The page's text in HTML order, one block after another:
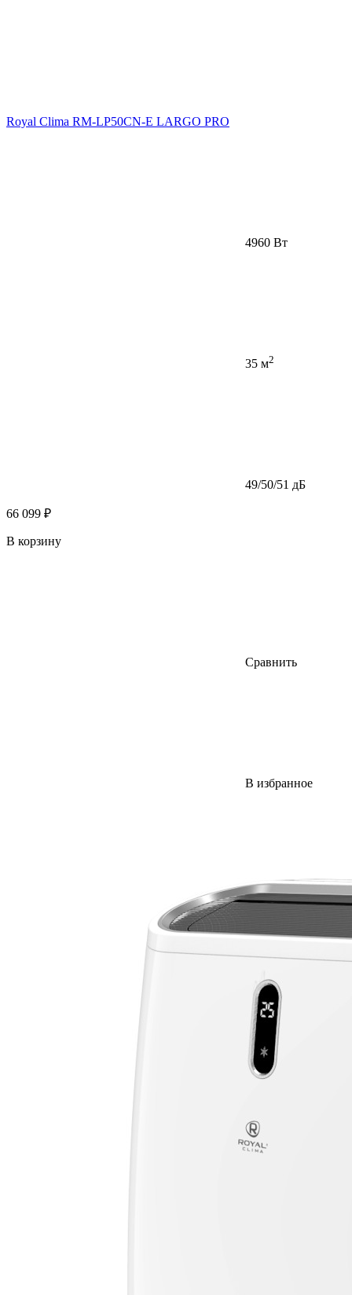
Royal Clima RM-LP50CN-E LARGO PRO
4960 Вт
35 м2
49/50/51 дБ
66 099 ₽
В корзину
Сравнить
В избранное